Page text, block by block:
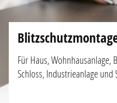
Für Haus, Wohnhausanlage,
Schloss, Industrieanlage und